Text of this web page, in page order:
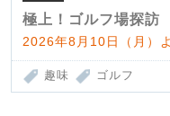
極上！ゴルフ場探訪
2026年8月10日（月）
趣味 ゴルフ